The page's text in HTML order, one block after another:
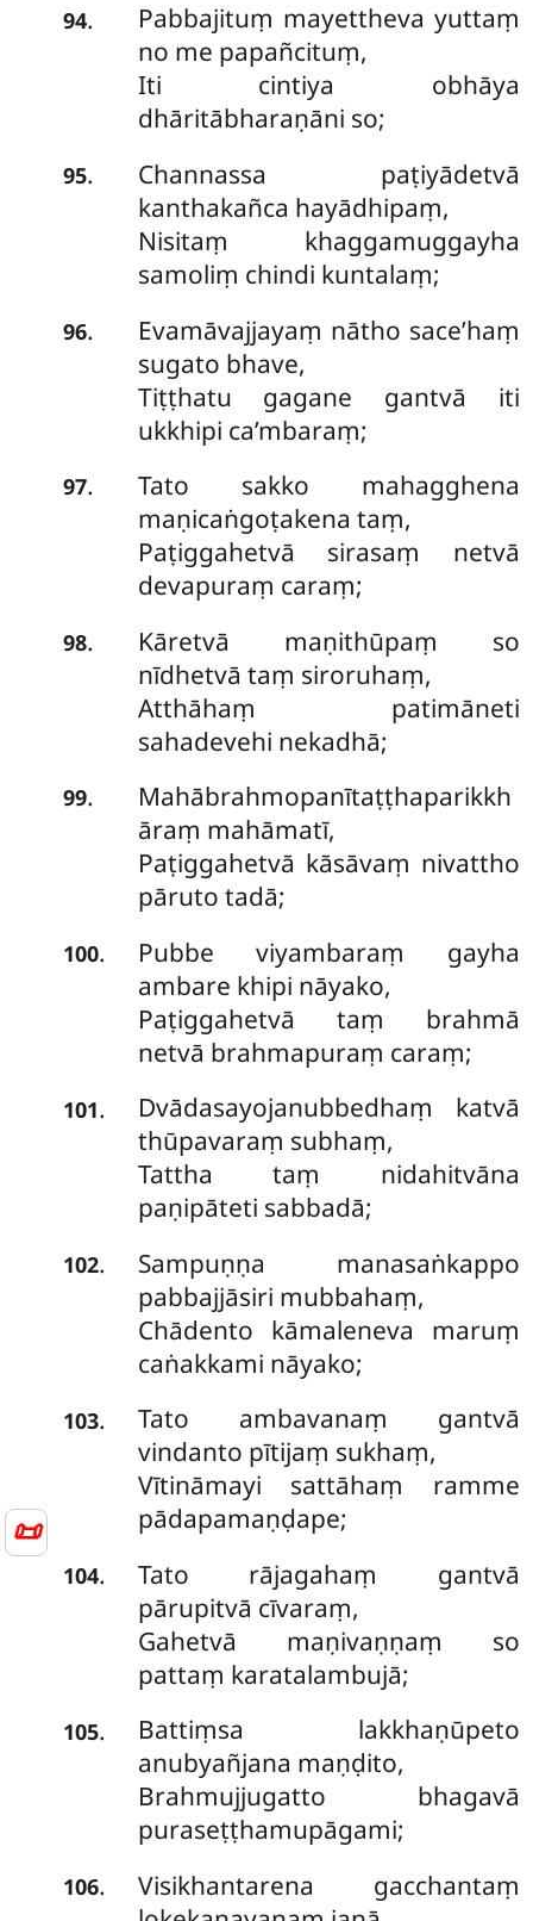
📜
94.
Pabbajituṃ mayettheva yuttaṃ
no me papañcituṃ,
Iti cintiya obhāya
dhāritābharaṇāni so;
95.
Channassa paṭiyādetvā
kanthakañca hayādhipaṃ,
Nisitaṃ khaggamuggayha
samoliṃ chindi kuntalaṃ;
96.
Evamāvajjayaṃ nātho sace’haṃ
sugato bhave,
Tiṭṭhatu gagane gantvā iti
ukkhipi ca’mbaraṃ;
97.
Tato sakko mahagghena
maṇicaṅgoṭakena taṃ,
Paṭiggahetvā sirasaṃ netvā
devapuraṃ caraṃ;
98.
Kāretvā maṇithūpaṃ so
nīdhetvā taṃ siroruhaṃ,
Atthāhaṃ patimāneti
sahadevehi nekadhā;
99.
Mahābrahmopanītaṭṭhaparikkh
āraṃ mahāmatī,
Paṭiggahetvā kāsāvaṃ nivattho
pāruto tadā;
100.
Pubbe viyambaraṃ gayha
ambare khipi nāyako,
Paṭiggahetvā taṃ brahmā
netvā brahmapuraṃ caraṃ;
101.
Dvādasayojanubbedhaṃ katvā
thūpavaraṃ subhaṃ,
Tattha taṃ nidahitvāna
paṇipāteti sabbadā;
102.
Sampuṇṇa manasaṅkappo
pabbajjāsiri mubbahaṃ,
Chādento kāmaleneva maruṃ
caṅakkami nāyako;
103.
Tato ambavanaṃ gantvā
vindanto pītijaṃ sukhaṃ,
Vītināmayi sattāhaṃ ramme
pādapamaṇḍape;
104.
Tato rājagahaṃ gantvā
pārupitvā cīvaraṃ,
Gahetvā maṇivaṇṇaṃ so
pattaṃ karatalambujā;
105.
Battiṃsa lakkhaṇūpeto
anubyañjana maṇḍito,
Brahmujjugatto bhagavā
puraseṭṭhamupāgami;
106.
Visikhantarena gacchantaṃ